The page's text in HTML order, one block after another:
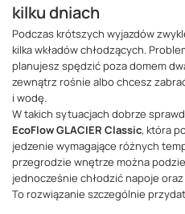
kilku dniach
Podczas krótszych wyjazdów
kilka wkładów chłodzących.
planujesz spędzić poza domem
zewnątrz rośnie albo chcesz
i wodę.
W takich sytuacjach dobrze
EcoFlow GLACIER Classic, która
jedzenie wymagające różnych
przegrodzie wnętrze można
jednocześnie chłodzić napoje
To rozwiązanie szczególnie